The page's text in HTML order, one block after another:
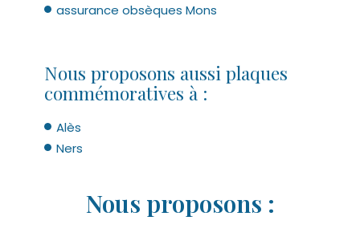
assurance obsèques Mons
Nous proposons aussi plaques
commémoratives à :
Alès
Ners
Nous proposons :